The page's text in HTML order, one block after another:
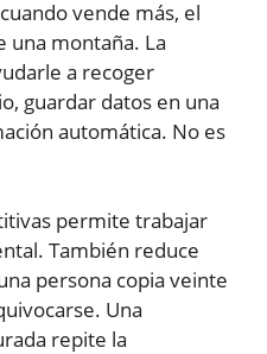
vende más, el
una montaña. La
a recoger
guardar datos en una
automática. No es
permite trabajar
También reduce
persona copia veinte
Una
repite la